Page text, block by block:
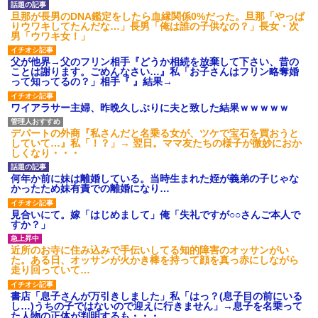
【衝撃】報酬100万円超の治験
募集がこちらｗｗｗｗｗ(※画像
あり)
【ネット騒然】惨殺されたタ
ワマン頂き女子のこの動画、す
げえええええｗｗｗｗｗｗｗｗ
ｗｗｗ
【愕然】白のクラウン俺氏、
高速道路左車線を制限速度で走
った結果wwwwwwwwwwww
百年の恋12-899 食べた量を
張り合ってくる
【悲報】佐藤輝明・・・２軍
でも盛大にやらかす←あまり悲
しませないでくれ
旦那が長男のDNA鑑定をしたら血縁関係0%だった。旦那「やっぱ
りウワキしてたんだな…」長男「俺は誰の子供なの？」長女・次
男「ウワキ女！」
父が他界→父のフリン相手『どうか相続を放棄して下さい、昔の
ことは謝ります。ごめんなさい…』私「お子さんはフリン略奪婚
って知ってるの？」相手『 』結果→
ワイアラサー主婦、昨晩久しぶりに夫と致した結果ｗｗｗｗｗ
デパートの外商『私さんだと名乗る女が、ツケで宝石を買おうと
していて…』私「！？」→ 翌日。ママ友たちの様子が微妙におか
しくなり・・・
何年か前に妹は離婚している。当時生まれた姪が義弟の子じゃな
かったため妹有責での離婚になり…
見合いにて。嫁「はじめまして」俺「失礼ですが○○さんご本人で
すか？」
近所のお寺に住み込みで手伝いしてる知的障害のオッサンがい
た。ある日、オッサンが火かき棒を持って顔を真っ赤にしながら
走り回っていて…
書店「息子さんが万引きしました」私「はっ？(息子目の前にいる
し…)うちの子ではないので迎えに行きません」→息子を名乗って
た人物の正体が判明するも・・・